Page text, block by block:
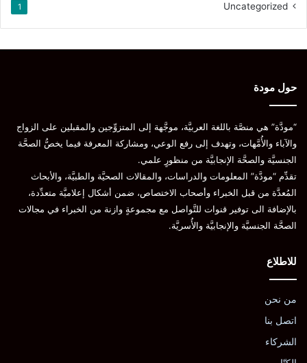
Uncategorized
1
حول مودة
“مودَّة” هي منصَّة باللغة العربيَّة، موجَّهة إلى المتزوِّجين والمقبلين على الزواج
والآباء والأُمَّهات، وتهدف إلى رفع الوعي، ومشاركة المعرفة فيما يخصُّ الصحَّة
الجنسيَّة والصحَّة الإنجابيَّة من منظورٍ علمي.
تقدِّم “مودَّة” المعلومات والدراسات، والمقالات الصحيَّة والطبيَّة، والأبحاث
المُعدَّة من قبل الخبراء وأصحاب الاختصاص، ضمن أشكال إعلاميَّة متعدِّدة،
بالإضافة الى توفير قنوات للتَّواصل مع مجموعةٍ وازنة من الخبراء في مجالات
الصحَّة الجنسيَّة والإنجابيَّة والأُسريَّة.
للاطلاع
من نحن
اتصل بنا
الشركاء